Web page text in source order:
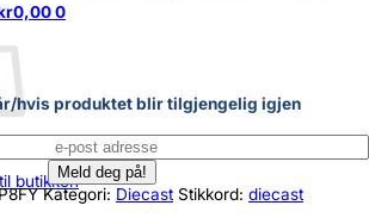
0,000
produkter i handlekurven.
butikken
hvis produktet blir tilgjengelig igjen
Kategori: Diecast Stikkord: diecast